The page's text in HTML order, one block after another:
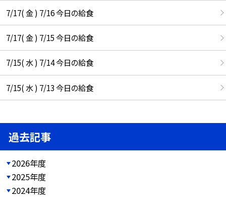
7/17( 金 ) 7/16 今日の給食
7/17( 金 ) 7/15 今日の給食
7/15( 水 ) 7/14 今日の給食
7/15( 水 ) 7/13 今日の給食
過去記事
2026年度
2025年度
2024年度